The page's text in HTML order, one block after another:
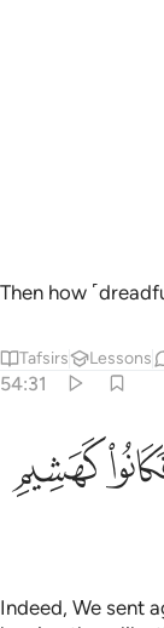
But they roused
Then how
Tafsirs Lessons
54:31
٣١
كَهَشِيمِﱛ
Indeed, We sent